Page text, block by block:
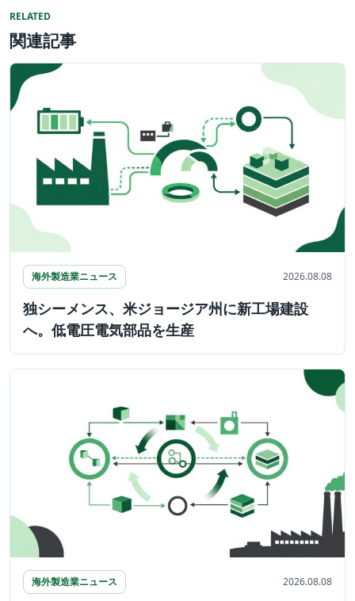
RELATED
関連記事
海外製造業ニュース 2026.08.08
独シーメンス、米ジョージア州に新工場建設
へ。低電圧電気部品を生産
海外製造業ニュース 2026.08.08